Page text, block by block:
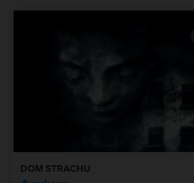
DOM STRACHU